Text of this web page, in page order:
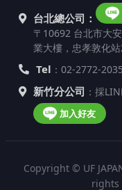
台北總公司：
〒10692 台北市大
業大樓，忠孝敦化
Tel ：02-2772-2035
新竹分公司 ：採
加入好友
Copyright © UF
rights